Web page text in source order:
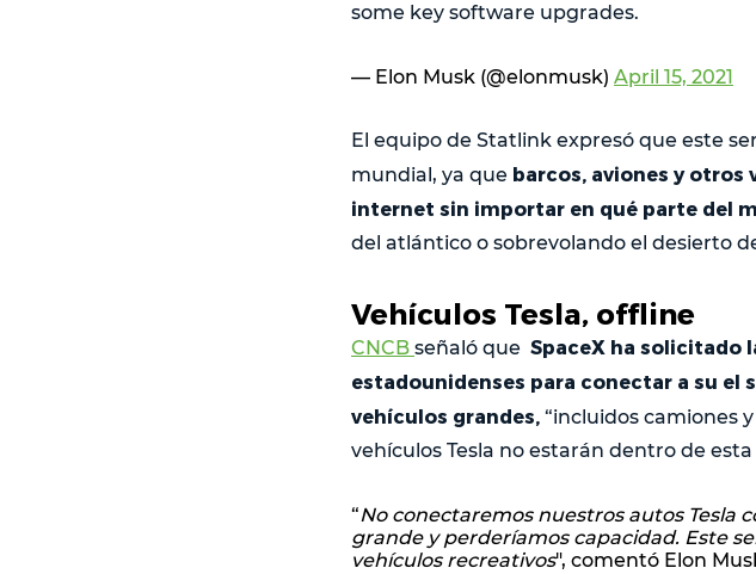
some key software upgrades.
— Elon Musk (@elonmusk) April 15, 2021
El equipo de Statlink expresó que este
mundial, ya que barcos, aviones y otros
internet sin importar en qué parte del
del atlántico o sobrevolando el desierto
Vehículos Tesla, offline
CNCB señaló que SpaceX ha solicitado
estadounidenses para conectar a su
vehículos grandes, “incluidos camiones
vehículos Tesla no estarán dentro de esta
“No conectaremos nuestros autos Tesla
grande y perderíamos capacidad. Este
vehículos recreativos", comentó Elon